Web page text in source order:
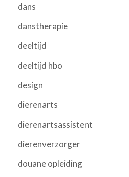
dans
danstherapie
deeltijd
deeltijd hbo
design
dierenarts
dierenartsassistent
dierenverzorger
douane opleiding